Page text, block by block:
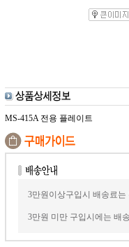
MS-415A 전용 플레이트
3만원이상구입시 배송료는
3만원 미만 구입시에는 배